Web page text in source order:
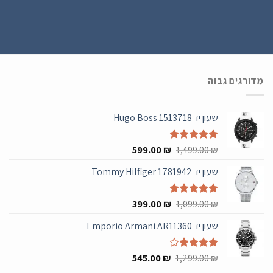
מדורגים גבוה
שעון יד Hugo Boss 1513718
דורג5.00
1,499.00₪
המחיר
היה:
1,499.00 ₪.
599.00₪
המחיר
הוא:
שעון יד Tommy Hilfiger 1781942
דורג5.00
1,099.00₪
המחיר
היה:
1,099.00 ₪.
399.00₪
המחיר
הוא:
שעון יד Emporio Armani AR11360
דורג4.00
1,299.00₪
המחיר
545.00₪
המחיר